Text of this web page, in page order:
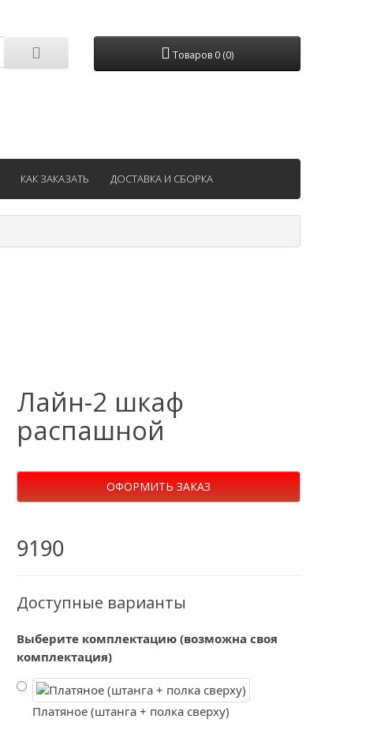
Товаров 0 (0)
КАК ЗАКАЗАТЬ ДОСТАВКА И СБОРКА
Лайн-2 шкаф
распашной
ОФОРМИТЬ ЗАКАЗ
9190
Доступные варианты
Выберите комплектацию (возможна своя
комплектация)
Платяное (штанга + полка сверху)